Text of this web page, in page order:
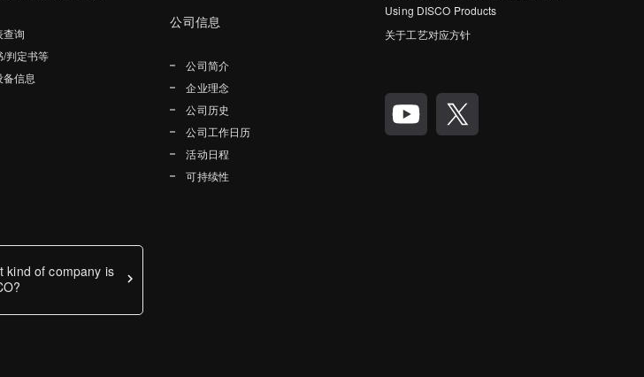
查询
/判定书等
信息
公司信息
公司简介
企业理念
公司历史
公司工作日历
活动日程
可持续性
Using DISCO Products
关于工艺对应方针
kind of company is